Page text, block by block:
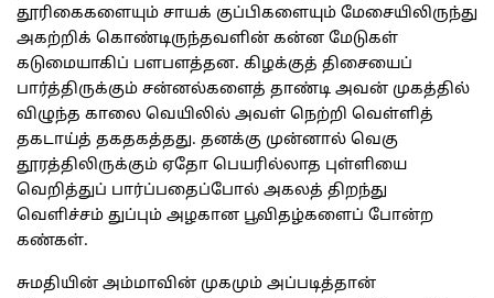
தூரிகைகளையும் சாயக் குப்பிகளையும் மேசையிலிருந்து
அகற்றிக் கொண்டிருந்தவளின் கன்ன மேடுகள்
கடுமையாகிப் பளபளத்தன. கிழக்குத் திசையைப்
பார்த்திருக்கும் சன்னல்களைத் தாண்டி அவன் முகத்தில்
விழுந்த காலை வெயிலில் அவள் நெற்றி வெள்ளித்
தகடாய்த் தகதகத்தது. தனக்கு முன்னால் வெகு
தூரத்திலிருக்கும் ஏதோ பெயரில்லாத புள்ளியை
வெறித்துப் பார்ப்பதைப்போல் அகலத் திறந்து
வெளிச்சம் துப்பும் அழகான பூவிதழ்களைப் போன்ற
கண்கள்.
சுமதியின் அம்மாவின் முகமும் அப்படித்தான்